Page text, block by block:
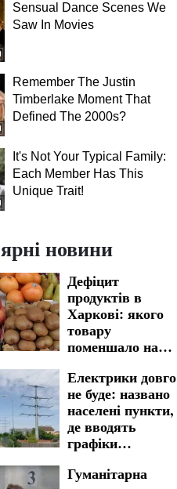
Sensual Dance Scenes We
Saw In Movies
Remember The Justin
Timberlake Moment That
Defined The 2000s?
It's Not Your Typical Family:
Each Member Has This
Unique Trait!
новини
Дефіцит
продуктів в
Харкові: якого
товару
поменшало на
магазинів
Електрики довго
не буде: названо
населені пункти,
де вводять
графіки
світла у
Гуманітарна